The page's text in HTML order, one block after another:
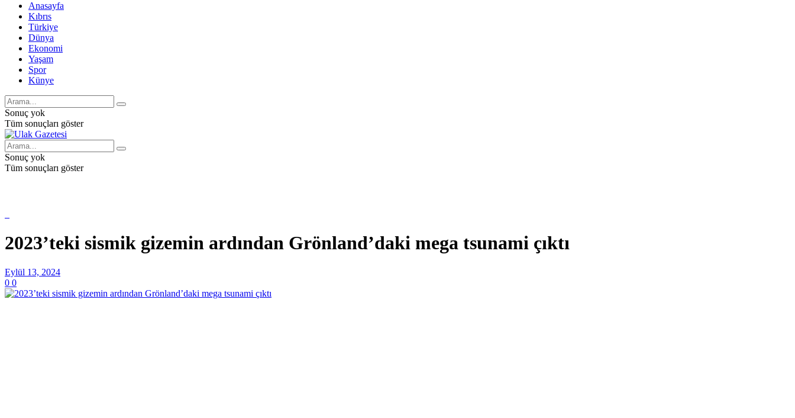
Anasayfa
Kıbrıs
Türkiye
Dünya
Ekonomi
Yaşam
Spor
Künye
Sonuç yok
Tüm sonuçları göster
Sonuç yok
Tüm sonuçları göster
2023’teki sismik gizemin ardından Grönland’daki mega tsunami çıktı
Eylül 13, 2024
0 0